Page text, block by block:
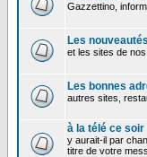
Gazzettino,
Les
et les sites de
Les bonnes
autres sites,
à la télé ce soir
y aurait-il par
titre de votre